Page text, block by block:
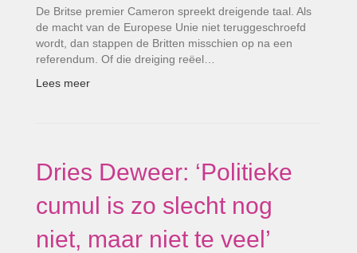
De Britse premier Cameron spreekt dreigende taal. Als
de macht van de Europese Unie niet teruggeschroefd
wordt, dan stappen de Britten misschien op na een
referendum. Of die dreiging reëel…
Lees meer
Dries Deweer: ‘Politieke
cumul is zo slecht nog
niet, maar niet te veel’